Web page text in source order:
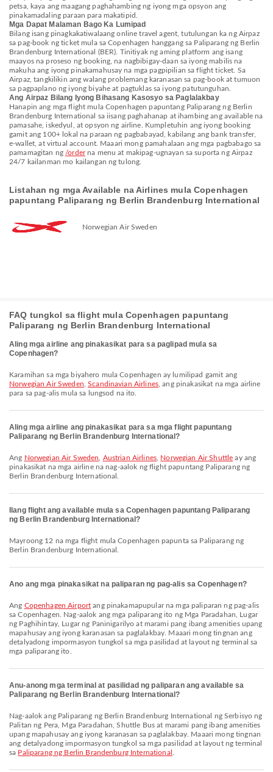
petsa, kaya ang maagang paghahambing ng iyong mga opsyon ang
pinakamadaling paraan para makatipid.
Mga Dapat Malaman Bago Ka Lumipad
Bilang isang pinagkakatiwalaang online travel agent, tutulungan ka ng Airpaz
sa pag-book ng ticket mula sa Copenhagen hanggang sa Paliparang ng Berlin
Brandenburg International (BER). Tinitiyak ng aming platform ang isang
maayos na proseso ng booking, na nagbibigay-daan sa iyong mabilis na
makuha ang iyong pinakamahusay na mga pagpipilian sa flight ticket. Sa
Airpaz, tangkilikin ang walang problemang karanasan sa pag-book at tumuon
sa pagpaplano ng iyong biyahe at pagtuklas sa iyong patutunguhan.
Ang Airpaz Bilang Iyong Bihasang Kasosyo sa Paglalakbay
Hanapin ang mga flight mula Copenhagen papuntang Paliparang ng Berlin
Brandenburg International sa iisang paghahanap at ihambing ang available na
pamasahe, iskedyul, at opsyon ng airline. Kumpletuhin ang iyong booking
gamit ang 100+ lokal na paraan ng pagbabayad, kabilang ang bank transfer,
e-wallet, at virtual account. Maaari mong pamahalaan ang mga pagbabago sa
pamamagitan ng /orderna menu at makipag-ugnayan sa suporta ng Airpaz
24/7 kailanman mo kailangan ng tulong.
Listahan ng mga Available na Airlines mula Copenhagen
papuntang Paliparang ng Berlin Brandenburg International
Norwegian Air Sweden
FAQ tungkol sa flight mula Copenhagen papuntang
Paliparang ng Berlin Brandenburg International
Aling mga airline ang pinakasikat para sa paglipad mula sa
Copenhagen?
Karamihan sa mga biyahero mula Copenhagen ay lumilipad gamit ang
Norwegian Air Sweden ,Scandinavian Airlines , ang pinakasikat na mga airline
para sa pag-alis mula sa lungsod na ito.
Aling mga airline ang pinakasikat para sa mga flight papuntang
Paliparang ng Berlin Brandenburg International?
Ang Norwegian Air Sweden Austrian Airlines Norwegian Air Shuttle ay ang
pinakasikat na mga airline na nag-aalok ng flight papuntang Paliparang ng
Berlin Brandenburg International.
Ilang flight ang available mula sa Copenhagen papuntang Paliparang
ng Berlin Brandenburg International?
Mayroong 12 na mga flight mula Copenhagen papunta sa Paliparang ng
Berlin Brandenburg International.
Ano ang mga pinakasikat na paliparan ng pag-alis sa Copenhagen?
Ang Copenhagen Airport ang pinakamapupular na mga paliparan ng pag-alis
sa Copenhagen. Nag-aalok ang mga paliparang ito ng Mga Paradahan, Lugar
ng Paghihintay, Lugar ng Paninigarilyo at marami pang ibang amenities upang
mapahusay ang iyong karanasan sa paglalakbay. Maaari mong tingnan ang
detalyadong impormasyon tungkol sa mga pasilidad at layout ng terminal sa
mga paliparang ito.
Anu-anong mga terminal at pasilidad ng paliparan ang available sa
Paliparang ng Berlin Brandenburg International?
Nag-aalok ang Paliparang ng Berlin Brandenburg International ng Serbisyo ng
Palitan ng Pera, Mga Paradahan, Shuttle Bus at marami pang ibang amenities
upang mapahusay ang iyong karanasan sa paglalakbay. Maaari mong tingnan
ang detalyadong impormasyon tungkol sa mga pasilidad at layout ng terminal
sa Paliparang ng Berlin Brandenburg International